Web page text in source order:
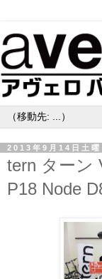
2013年9月14日土曜
tern ターン
P18 Node